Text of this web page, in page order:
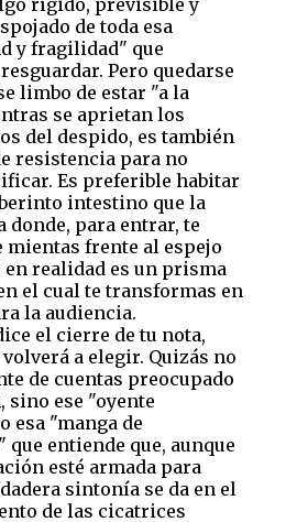
rígido, previsible y
de toda esa
y fragilidad" que
Pero quedarse
limbo de estar "a la
se aprietan los
del despido, es también
resistencia para no
Es preferible habitar
intestino que la
donde, para entrar, te
mientas frente al espejo
en realidad es un prisma
el cual te transformas en
la audiencia.
el cierre de tu nota,
a elegir. Quizás no
de cuentas preocupado
sino ese "oyente
esa "manga de
entiende que, aunque
esté armada para
sintonía se da en el
de las cicatrices